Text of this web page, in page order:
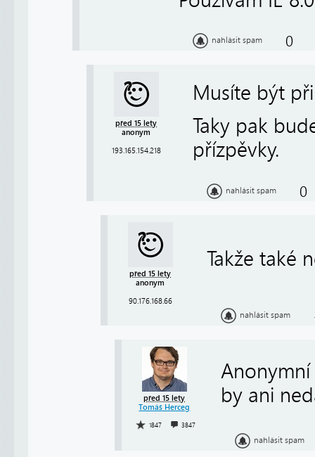
nahlásit spam 0
před 15 lety
anonym
193.165.154.218
Musíte být
Taky pak
přízpěvky.
nahlásit spam 0
před 15 lety
anonym
90.176.168.66
Takže také
nahlásit spam
před 15 lety
Tomáš Herceg
1847 3847
by ani
nahlásit spam